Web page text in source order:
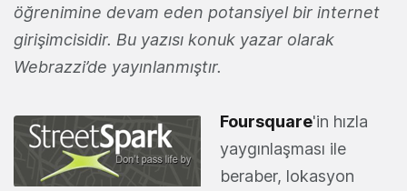
öğrenimine devam eden potansiyel bir internet
girişimcisidir. Bu yazısı konuk yazar olarak
Webrazzi’de yayınlanmıştır.
Foursquare'in hızla
yaygınlaşması ile
beraber, lokasyon